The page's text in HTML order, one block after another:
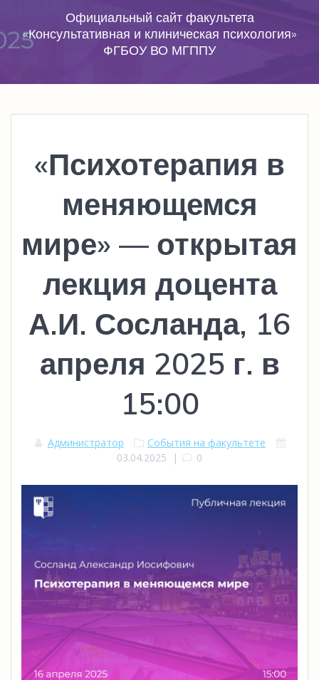
Официальный сайт факультета
«Консультативная и клиническая психология»
ФГБОУ ВО МГППУ
«Психотерапия в
меняющемся
мире» — открытая
лекция доцента
А.И. Сосланда, 16
апреля 2025 г. в
15:00
Администратор
События на факультете
03.04.2025 | 0